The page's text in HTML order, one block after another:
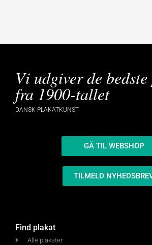
Vi udgiver de
fra 1900-tallet
DANSK PLAKATKUNST
GÅ TIL WEBSHOP
TILMELD
Find plakat
Alle plakater